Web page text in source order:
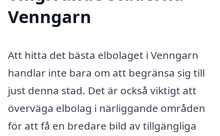
Venngarn
Att hitta det bästa elbolaget i Venngarn
handlar inte bara om att begränsa sig till
just denna stad. Det är också viktigt att
överväga elbolag i närliggande områden
för att få en bredare bild av tillgängliga